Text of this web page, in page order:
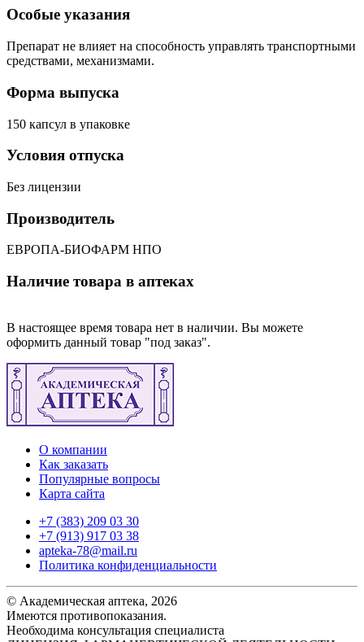
Особые указания
Препарат не влияет на способность управлять транспортными
средствами, механизмами.
Форма выпуска
150 капсул в упаковке
Условия отпуска
Без лицензии
Производитель
ЕВРОПА-БИОФАРМ НПО
Наличие товара в аптеках
В настоящее время товара нет в наличии. Вы можете
оформить данный товар "под заказ".
О компании
Как заказать
Популярные вопросы
Карта сайта
+7 (383) 209 03 30
+7 (913) 917 03 38
apteka-78@mail.ru
Политика конфиденциальности
© Академическая аптека, 2026
Имеются противопоказания.
Необходима консультация специалиста